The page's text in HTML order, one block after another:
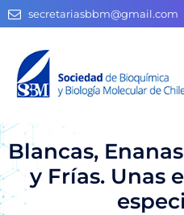
secretariasbbm@gmail.com
Blancas,
y Frías. Unas